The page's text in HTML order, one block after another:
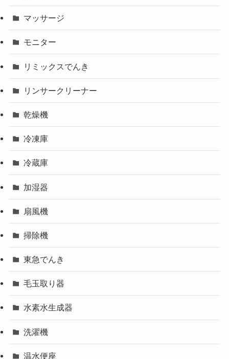
マッサージ
モニター
リミックスでんき
リンサークリーナー
乾燥機
冷凍庫
冷蔵庫
加湿器
扇風機
掃除機
東急でんき
毛玉取り器
水素水生成器
洗濯機
温水便座